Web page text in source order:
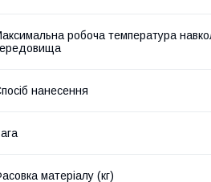
робоча температура
нанесення
матеріалу (кг)